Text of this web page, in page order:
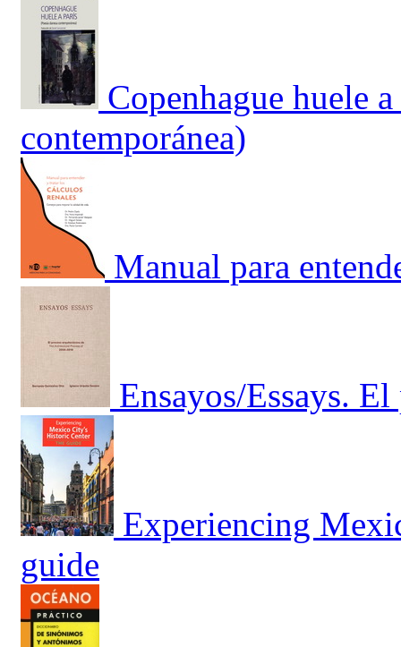
Copenhague huele
contemporánea)
Manual para
Ensayos/Essays.
Experiencing
guide